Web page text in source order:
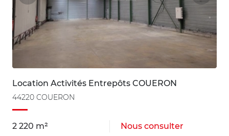
Location Activités Entrepôts COUERON
44220 COUERON
2 220 m² Nous consulter